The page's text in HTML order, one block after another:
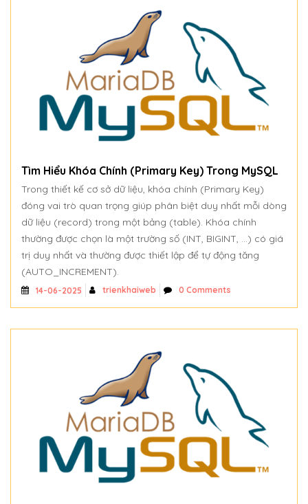
Tìm Hiểu Khóa Chính (Primary Key) Trong MySQL
Trong thiết kế cơ sở dữ liệu, khóa chính (Primary Key)
đóng vai trò quan trọng giúp phân biệt duy nhất mỗi dòng
dữ liệu (record) trong một bảng (table). Khóa chính
thường được chọn là một trường số (INT, BIGINT, ...) có giá
trị duy nhất và thường được thiết lập để tự động tăng
(AUTO_INCREMENT).
14-06-2025 trienkhaiweb 0 Comments